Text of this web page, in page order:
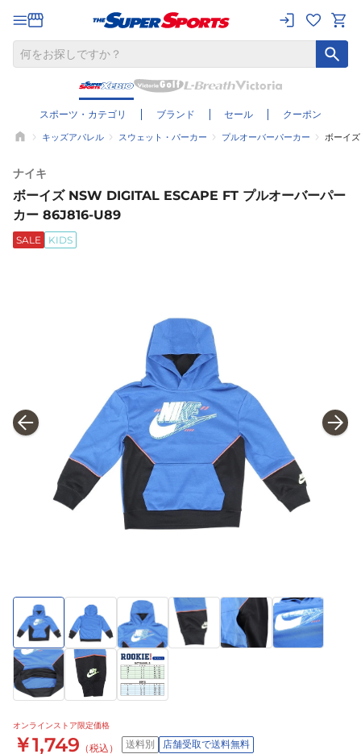
スポーツ・カテゴリ ブランド セール クーポン
キッズアパレル スウェット・パーカー プルオーバーパーカー ボーイ
ナイキ
ボーイズ NSW DIGITAL ESCAPE FT プルオーバーパー
カー 86J816-U89
SALE KIDS
オンラインストア限定価格
￥1,749 （税込） 送料別 店舗受取で送料無料